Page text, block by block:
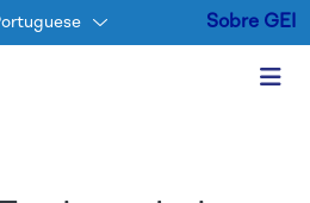
Sobre GEI